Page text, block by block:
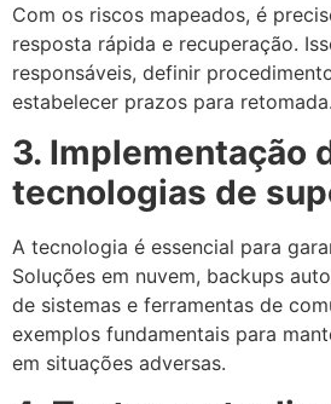
Com os riscos mapeados, é
resposta rápida e recuperação.
responsáveis, definir
estabelecer prazos para retomada.
3. Implementação
tecnologias de
A tecnologia é essencial para
Soluções em nuvem, backups
de sistemas e ferramentas de
exemplos fundamentais para
em situações adversas.